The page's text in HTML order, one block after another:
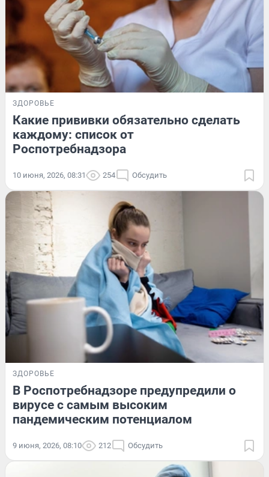
ЗДОРОВЬЕ
Какие прививки обязательно сделать
каждому: список от
Роспотребнадзора
10 июня, 2026, 08:31 254 Обсудить
ЗДОРОВЬЕ
В Роспотребнадзоре предупредили о
вирусе с самым высоким
пандемическим потенциалом
9 июня, 2026, 08:10 212 Обсудить